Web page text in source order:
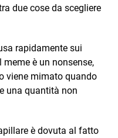
due cose da scegliere
rapidamente sui
è un nonsense,
viene mimato quando
una quantità non
è dovuta al fatto